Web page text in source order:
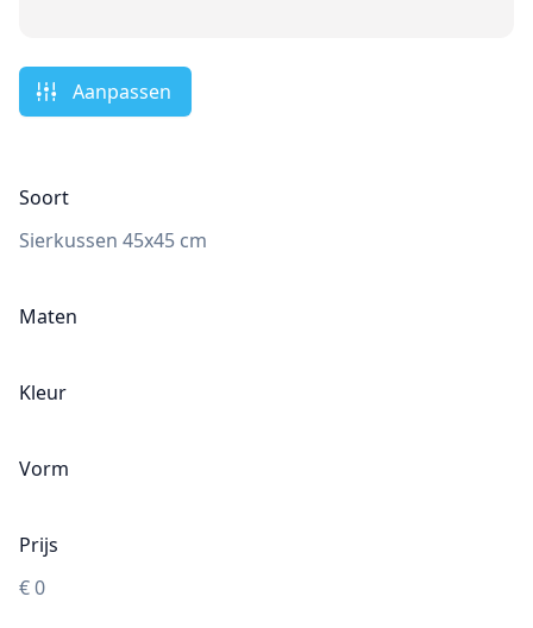
Aanpassen
Soort
Sierkussen 45x45 cm
Maten
Kleur
Vorm
Prijs
€0